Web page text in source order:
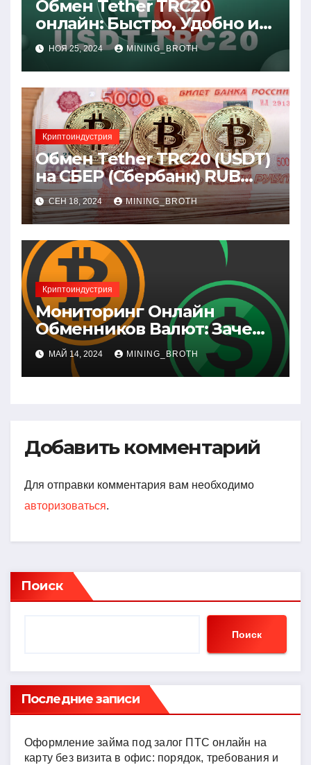
Обмен Tether TRC20
онлайн: Быстро, Удобно и
Выгодно
НОЯ 25, 2024 MINING_BROTH
Криптоиндустрия
Обмен Tether TRC20 (USDT)
на СБЕР (Сбербанк) RUB
(рубли)
СЕН 18, 2024 MINING_BROTH
Криптоиндустрия
Мониторинг Онлайн
Обменников Валют: Зачем
Это Нужно и Как Выбрать
Лучший Сервис
МАЙ 14, 2024 MINING_BROTH
Добавить комментарий
Для отправки комментария вам необходимо
авторизоваться.
Поиск
Поиск
Последние записи
Оформление займа под залог ПТС онлайн на
карту без визита в офис: порядок, требования и